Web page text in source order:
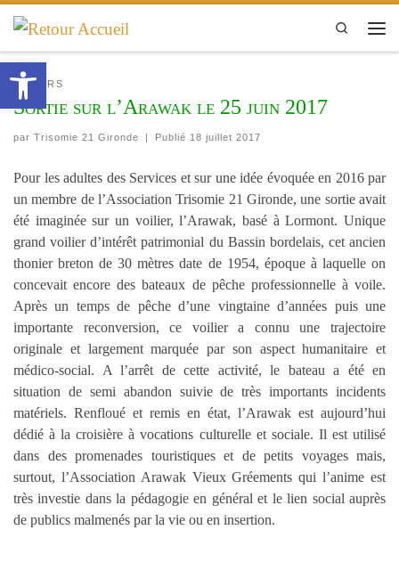
Passer au contenu
Search
LOISIRS
Sortie sur l’Arawak le 25 juin 2017
par Trisomie 21 Gironde | Publié 18 juillet 2017
Pour les adultes des Services et sur une idée évoquée en 2016 par
un membre de l’Association Trisomie 21 Gironde, une sortie avait
été imaginée sur un voilier, l’Arawak, basé à Lormont. Unique
grand voilier d’intérêt patrimonial du Bassin bordelais, cet ancien
thonier breton de 30 mètres date de 1954, époque à laquelle on
concevait encore des bateaux de pêche professionnelle à voile.
Après un temps de pêche d’une vingtaine d’années puis une
importante reconversion, ce voilier a connu une trajectoire
originale et largement marquée par son aspect humanitaire et
médico-social. A l’arrêt de cette activité, le bateau a été en
situation de semi abandon suivie de très importants incidents
matériels. Renfloué et remis en état, l’Arawak est aujourd’hui
dédié à la croisière à vocations culturelle et sociale. Il est utilisé
dans des promenades touristiques et de petits voyages mais,
surtout, l’Association Arawak Vieux Gréements qui l’anime est
très investie dans la pédagogie en général et le lien social auprès
de publics malmenés par la vie ou en insertion.
Ouvrir la barre d’outils